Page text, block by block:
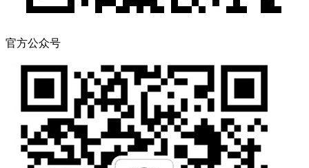
官方公众号